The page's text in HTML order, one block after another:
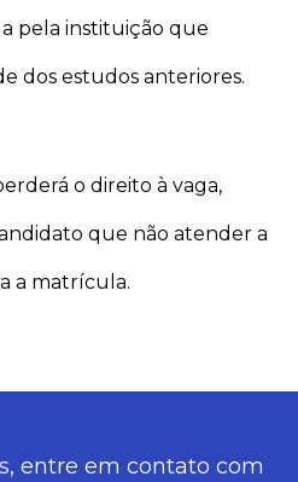
pela instituição que
dos estudos anteriores.
o direito à vaga,
que não atender a
a matrícula.
entre em contato com